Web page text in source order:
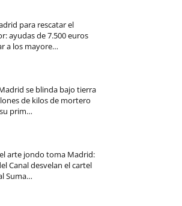
para rescatar el
ayudas de 7.500 euros
a los mayore…
se blinda bajo tierra
de kilos de mortero
prim…
arte jondo toma Madrid:
Canal desvelan el cartel
Suma…